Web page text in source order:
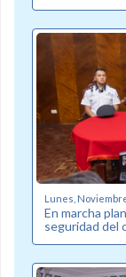
Lunes,
En marcha
seguridad del